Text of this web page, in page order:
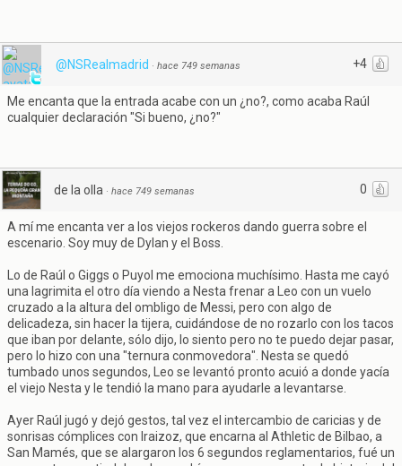
+4
@NSRealmadrid · hace 749 semanas
Me encanta que la entrada acabe con un ¿no?, como acaba Raúl
cualquier declaración "Si bueno, ¿no?"
0
de la olla · hace 749 semanas
A mí me encanta ver a los viejos rockeros dando guerra sobre el
escenario. Soy muy de Dylan y el Boss.
Lo de Raúl o Giggs o Puyol me emociona muchísimo. Hasta me cayó
una lagrimita el otro día viendo a Nesta frenar a Leo con un vuelo
cruzado a la altura del ombligo de Messi, pero con algo de
delicadeza, sin hacer la tijera, cuidándose de no rozarlo con los tacos
que iban por delante, sólo dijo, lo siento pero no te puedo dejar pasar,
pero lo hizo con una "ternura conmovedora". Nesta se quedó
tumbado unos segundos, Leo se levantó pronto acuió a donde yacía
el viejo Nesta y le tendió la mano para ayudarle a levantarse.
Ayer Raúl jugó y dejó gestos, tal vez el intercambio de caricias y de
sonrisas cómplices con Iraizoz, que encarna al Athletic de Bilbao, a
San Mamés, que se alargaron los 6 segundos reglamentarios, fué un